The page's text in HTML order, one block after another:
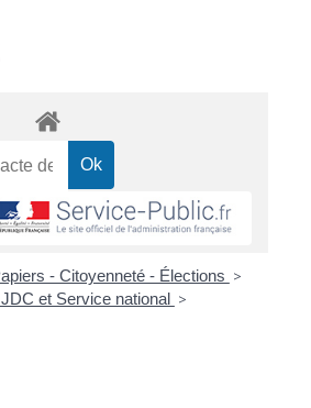
- Citoyenneté - Élections >
et Service national >